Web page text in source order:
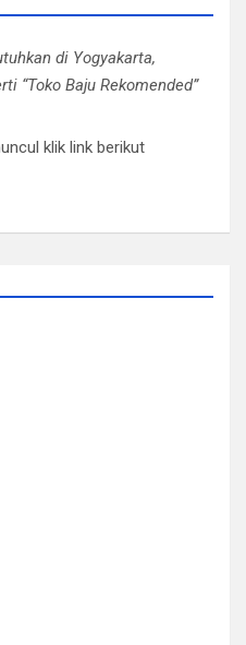
di Yogyakarta,
“Toko Baju Rekomended”
klik link berikut